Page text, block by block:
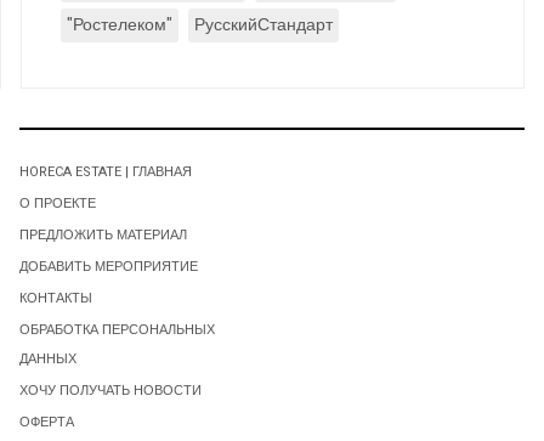
"Ростелеком"
РусскийСтандарт
HORECA ESTATE | ГЛАВНАЯ
О ПРОЕКТЕ
ПРЕДЛОЖИТЬ МАТЕРИАЛ
ДОБАВИТЬ МЕРОПРИЯТИЕ
КОНТАКТЫ
ОБРАБОТКА ПЕРСОНАЛЬНЫХ
ДАННЫХ
ХОЧУ ПОЛУЧАТЬ НОВОСТИ
ОФЕРТА